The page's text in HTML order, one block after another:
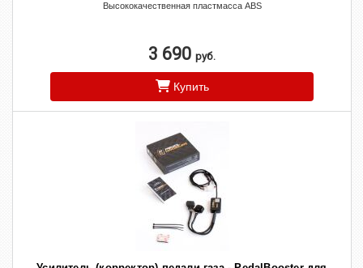
Высококачественная пластмасса ABS
3 690 руб.
Купить